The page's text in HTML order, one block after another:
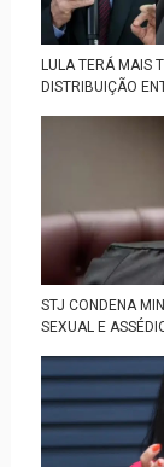
LULA TERÁ MAIS
DISTRIBUIÇÃO
STJ CONDENA
SEXUAL E